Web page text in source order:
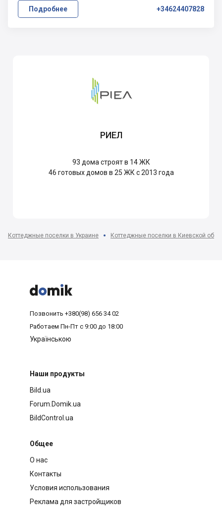
Подробнее +34624407828
РИЕЛ
93 дома строят в 14 ЖК
46 готовых домов в 25 ЖК с 2013 года
Коттеджные поселки в Украине Коттеджные поселки в Киевской



Позвонить +380(98) 656 34 02
Работаем Пн-Пт с 9:00 до 18:00
Українською
Наши продукты
Bild.ua
Forum.Domik.ua
BildControl.ua
Общее
О нас
Контакты
Условия использования
Реклама для застройщиков